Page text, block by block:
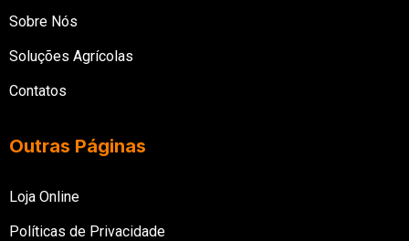
Sobre Nós
Soluções Agrícolas
Contatos
Outras Páginas
Loja Online
Políticas de Privacidade